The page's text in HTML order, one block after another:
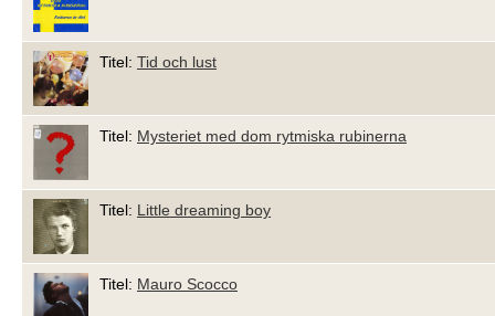
Titel: Tid och lust
Titel: Mysteriet med dom rytmiska rubinerna
Titel: Little dreaming boy
Titel: Mauro Scocco